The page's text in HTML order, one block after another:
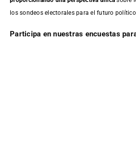
los sondeos electorales para el futuro
Participa en nuestras encuestas